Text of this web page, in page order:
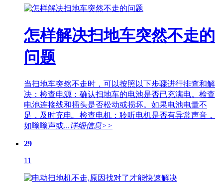
怎样解决扫地车突然不走的
问题
当扫地车突然不走时，可以按照以下步骤进行排查和解
决：检查电源：确认扫地车的电池是否已充满电。检查
电池连接线和插头是否松动或损坏。如果电池电量不
足，及时充电。检查电机：聆听电机是否有异常声音，
如嗡嗡声或...详细信息>>
29
11